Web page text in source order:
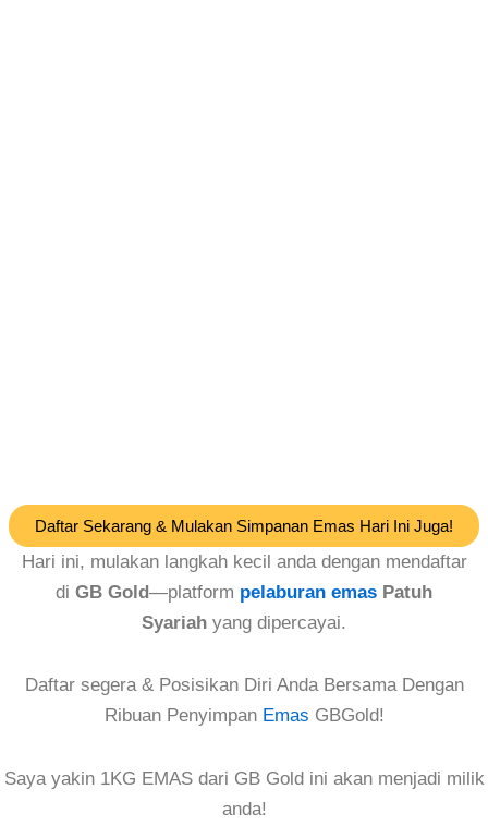
Daftar Sekarang & Mulakan Simpanan Emas Hari Ini Juga!
Hari ini, mulakan langkah kecil anda dengan mendaftar
di GB Gold—platform pelaburan emas Patuh
Syariah yang dipercayai.
Daftar segera & Posisikan Diri Anda Bersama Dengan
Ribuan Penyimpan Emas GBGold!
Saya yakin 1KG EMAS dari GB Gold ini akan menjadi milik
anda!